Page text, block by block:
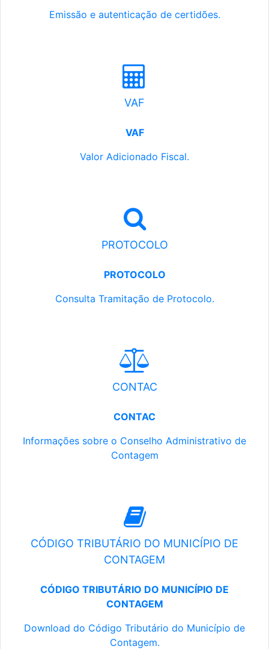
Emissão e autenticação de certidões.
VAF
VAF
Valor Adicionado Fiscal.
PROTOCOLO
PROTOCOLO
Consulta Tramitação de Protocolo.
CONTAC
CONTAC
Informações sobre o Conselho Administrativo de
Contagem
CÓDIGO TRIBUTÁRIO DO MUNICÍPIO DE
CONTAGEM
CÓDIGO TRIBUTÁRIO DO MUNICÍPIO DE
CONTAGEM
Download do Código Tributário do Município de
Contagem.